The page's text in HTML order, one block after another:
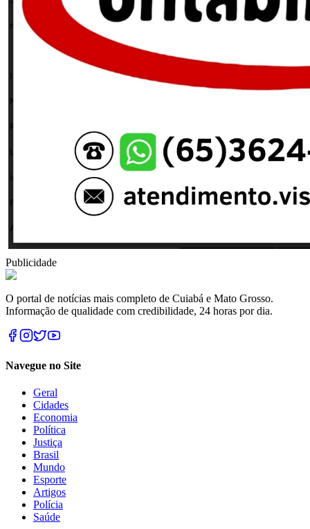
Publicidade
O portal de notícias mais completo de Cuiabá e Mato Grosso.
Informação de qualidade com credibilidade, 24 horas por dia.
Navegue no Site
Geral
Cidades
Economia
Política
Justiça
Brasil
Mundo
Esporte
Artigos
Polícia
Saúde